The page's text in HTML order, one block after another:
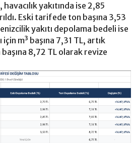
yakıtında ise 2,85
Eski tarifede ton başına 3,53
yakıtı depolama bedeli ise
için m³ başına 7,31 TL, artık
8,72 TL olarak revize